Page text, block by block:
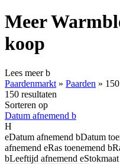
Meer
koop
Lees meerb
Paardenmarkt » Paarden »
150 resultaten
Sorteren op
Datum afnemend b
H
eDatum afnemend bDatum
afnemend eRas toenemend b
bLeeftijd afnemend e